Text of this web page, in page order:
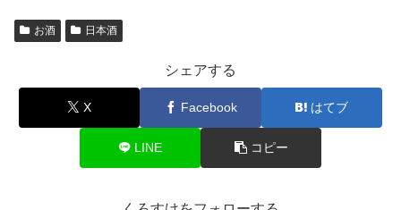
お酒 日本酒
シェアする
X Facebook はてブ
LINE コピー